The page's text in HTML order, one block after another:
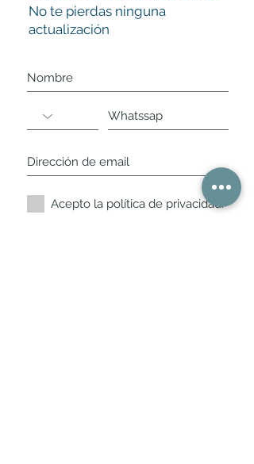
No te pierdas ninguna
actualización
Acepto la política de privacidad.